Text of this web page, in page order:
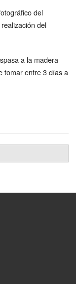
del
del
a la madera
tomar entre 3 días a